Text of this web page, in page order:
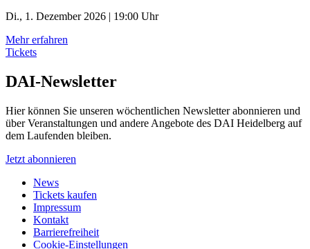
Di., 1. Dezember 2026 | 19:00 Uhr
Mehr erfahren
Tickets
DAI-Newsletter
Hier können Sie unseren wöchentlichen Newsletter abonnieren und
über Veranstaltungen und andere Angebote des DAI Heidelberg auf
dem Laufenden bleiben.
Jetzt abonnieren
News
Tickets kaufen
Impressum
Kontakt
Barrierefreiheit
Cookie-Einstellungen